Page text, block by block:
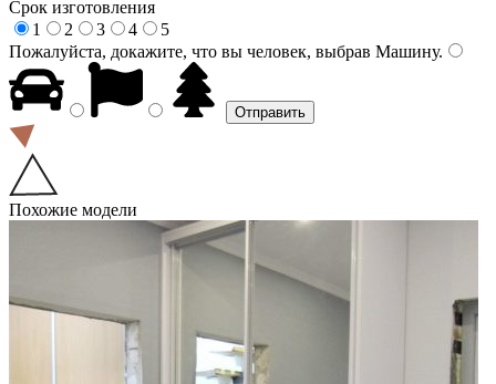
Срок изготовления
1
2 3 4
5
Пожалуйста, докажите, что вы человек, выбрав Машину.
Похожие модели